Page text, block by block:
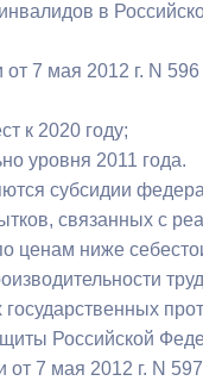
в
7 мая 2012 г. N
к 2020 году;
уровня 2011 года.
субсидии
связанных с
ценам ниже
Российской
от 7 мая 2012 г. N